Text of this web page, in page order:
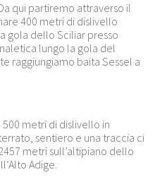
qui partiremo attraverso il
400 metri di dislivello
gola dello Sciliar presso
lungo la gola del
raggiungiamo baita Sessel a
metri di dislivello in
sentiero e una traccia ci
metri sull’altipiano dello
Adige.